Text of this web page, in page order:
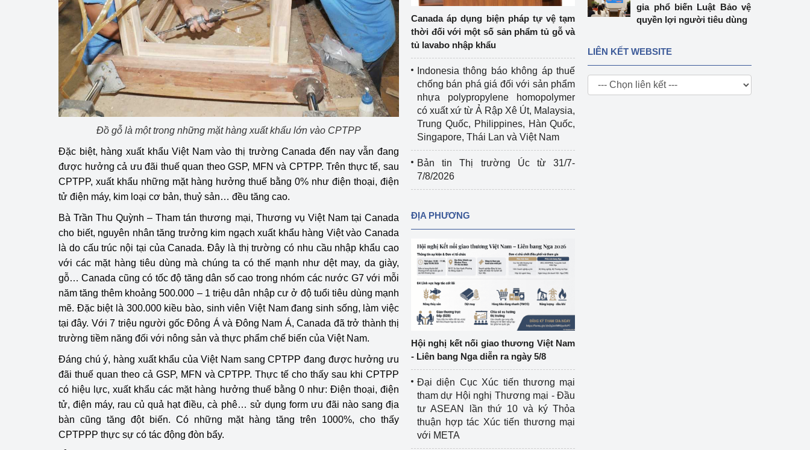
Tổ chức huấn luyện, bồi dưỡng
nghiệp vụ kiểm định kỹ thuật an toàn
lao động
Khoa học, công nghệ và đổi mới sáng
tạo
Thông báo
Bảo vệ môi trường Video bảo vệ môi trường
Album ảnh bảo vệ môi trường
Văn bản về môi trường
Đọc báo giúp bạn
Bảo vệ nền tảng tư tưởng của Đảng
Doanh nghiệp - Người dân
Xúc tiến thương mại Khu vực miền Bắc
Khu vực miền Trung
Thị trường nước ngoàiHiệp định EVFTA
Thị trường châu Âu – châu Mỹ
Ngành Công Thương đưa nghị quyết
Đại hội XIV của Đảng vào cuộc sống
Phát triển công nghiệp Công nghiệp nền tảng
Chính sách
Sản xuất công nghiệp
Phát triển năng lượng
Đồ gỗ là một trong những mặt hàng xuất khẩu lớn vào CPTPP
Đặc biệt, hàng xuất khẩu Việt Nam vào thị trường Canada đến nay vẫn đang
được hưởng cả ưu đãi thuế quan theo GSP, MFN và CPTPP. Trên thực tế, sau
CPTPP, xuất khẩu những mặt hàng hưởng thuế bằng 0% như điện thoại, điện
tử điện máy, kim loại cơ bản, thuỷ sản… đều tăng cao.
Bà Trần Thu Quỳnh – Tham tán thương mại, Thương vụ Việt Nam tại Canada
cho biết, nguyên nhân tăng trưởng kim ngạch xuất khẩu hàng Việt vào Canada
là do cấu trúc nội tại của Canada. Đây là thị trường có nhu cầu nhập khẩu cao
với các mặt hàng tiêu dùng mà chúng ta có thế mạnh như dệt may, da giày,
gỗ… Canada cũng có tốc độ tăng dân số cao trong nhóm các nước G7 với mỗi
năm tăng thêm khoảng 500.000 – 1 triệu dân nhập cư ở độ tuổi tiêu dùng mạnh
mẽ. Đặc biệt là 300.000 kiều bào, sinh viên Việt Nam đang sinh sống, làm việc
tại đây. Với 7 triệu người gốc Đông Á và Đông Nam Á, Canada đã trở thành thị
trường tiềm năng đối với nông sản và thực phẩm chế biến của Việt Nam.
Đáng chú ý, hàng xuất khẩu của Việt Nam sang CPTPP đang được hưởng ưu
đãi thuế quan theo cả GSP, MFN và CPTPP. Thực tế cho thấy sau khi CPTPP
có hiệu lực, xuất khẩu các mặt hàng hưởng thuế bằng 0 như: Điện thoại, điện
tử, điện máy, rau củ quả hạt điều, cà phê… sử dụng form ưu đãi nào sang địa
bàn cũng tăng đột biến. Có những mặt hàng tăng trên 1000%, cho thấy
CPTPPP thực sự có tác động đòn bẩy.
Canada áp dụng biện pháp tự vệ tạm
thời đối với một số sản phẩm tủ gỗ và
tủ lavabo nhập khẩu
Indonesia thông báo không áp thuế
chống bán phá giá đối với sản phẩm
nhựa polypropylene homopolymer
có xuất xứ từ Ả Rập Xê Út, Malaysia,
Trung Quốc, Philippines, Hàn Quốc,
Singapore, Thái Lan và Việt Nam
Bản tin Thị trường Úc từ 31/7-
7/8/2026
ĐỊA PHƯƠNG
Hội nghị kết nối giao thương Việt Nam
- Liên bang Nga diễn ra ngày 5/8
Đại diện Cục Xúc tiến thương mại
tham dự Hội nghị Thương mại - Đầu
tư ASEAN lần thứ 10 và ký Thỏa
thuận hợp tác Xúc tiến thương mại
với META
gia phổ biến Luật Bảo vệ
quyền lợi người tiêu dùng
LIÊN KẾT WEBSITE